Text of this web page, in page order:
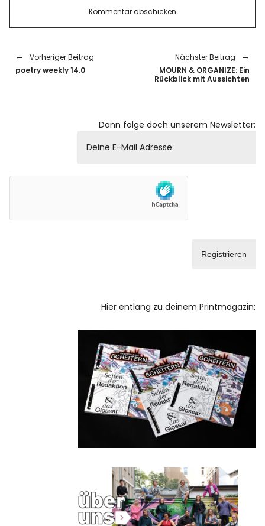
Vorheriger Beitrag
poetry weekly 14.0
Nächster Beitrag
MOURN & ORGANIZE: Ein
Rückblick mit Aussichten
Dann folge doch unserem Newsletter:
Hier entlang zu deinem Printmagazin: